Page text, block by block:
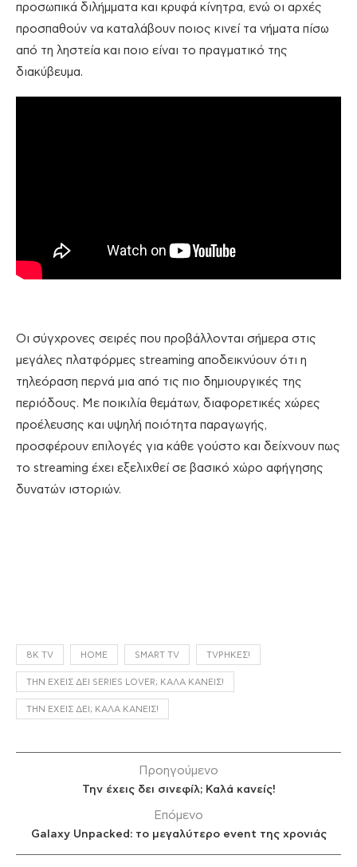
προσωπικά διλήμματα και κρυφά κίνητρα, ενώ οι αρχές
προσπαθούν να καταλάβουν ποιος κινεί τα νήματα πίσω
από τη ληστεία και ποιο είναι το πραγματικό της
διακύβευμα.
Οι σύγχρονες σειρές που προβάλλονται σήμερα στις
μεγάλες πλατφόρμες streaming αποδεικνύουν ότι η
τηλεόραση περνά μια από τις πιο δημιουργικές της
περιόδους. Με ποικιλία θεμάτων, διαφορετικές χώρες
προέλευσης και υψηλή ποιότητα παραγωγής,
προσφέρουν επιλογές για κάθε γούστο και δείχνουν πως
το streaming έχει εξελιχθεί σε βασικό χώρο αφήγησης
δυνατών ιστοριών.
8K TV HOME SMART TV TVΡΉΚΕΣ!
ΤΗΝ ΈΧΕΙΣ ΔΕΙ SERIES LOVER; ΚΑΛΆ ΚΆΝΕΙΣ!
ΤΗΝ ΈΧΕΙΣ ΔΕΙ; ΚΑΛΆ ΚΆΝΕΙΣ!
Προηγούμενο
Την έχεις δει σινεφίλ; Καλά κανείς!
Επόμενο
Galaxy Unpacked: το μεγαλύτερο event της χρονιάς